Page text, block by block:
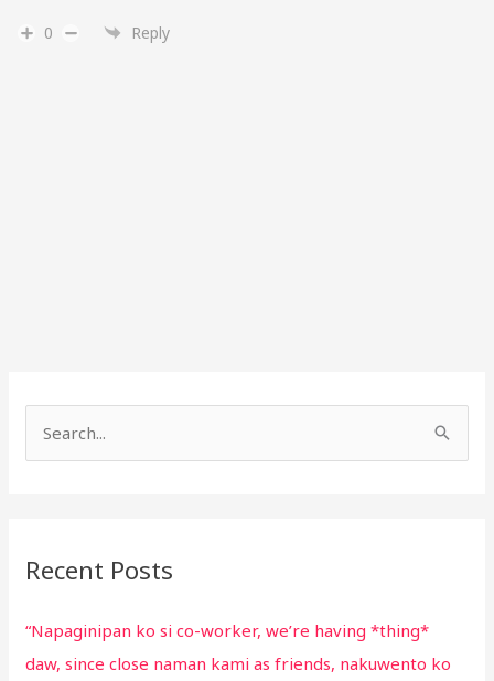
0 Reply
c
f
o
Recent Posts
“Napaginipan ko si co-worker, we’re having *thing*
daw, since close naman kami as friends, nakuwento ko